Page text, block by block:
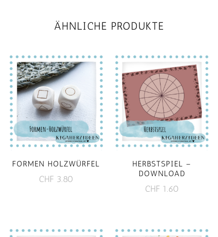
ÄHNLICHE PRODUKTE
FORMEN HOLZWÜRFEL
CHF 3.80
HERBSTSPIEL –
DOWNLOAD
CHF 1.60